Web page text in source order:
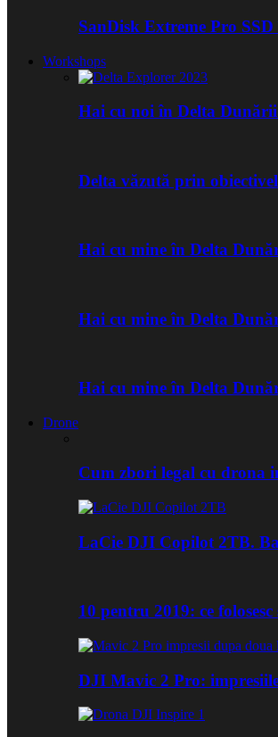
SanDisk Extreme Pro
Workshops
Hai cu noi în Delta
Delta văzută prin
Hai cu mine în Delta
Hai cu mine în Delta
Hai cu mine în Delta
Drone
Cum zbori legal cu drona
LaCie DJI Copilot 2TB.
10 pentru 2019: ce
DJI Mavic 2 Pro: